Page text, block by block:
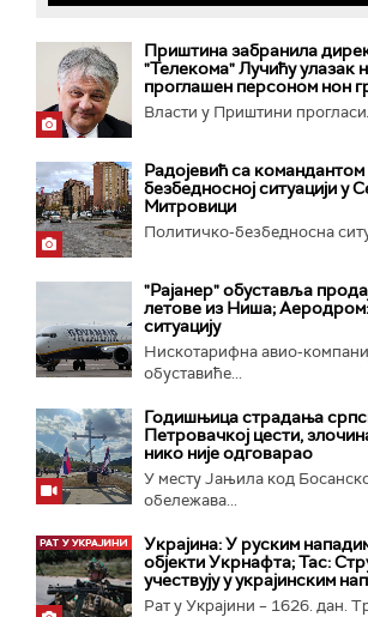
Приштина забранила
"Телекома" Лучићу улазак
проглашен персоном нон
Власти у Приштини
Радојевић са
безбедносној ситуацији у
Митровици
Политичко-безбедносна
"Рајанер" обуставља
летове из Ниша;
ситуацију
Нискотарифна авио-
обуставиће...
Годишњица страдања
Петровачкој цести,
нико није одговарао
У месту Јањила код
обележава...
Украјина: У руским
објекти Укрнафта; Тас:
учествују у украјинским
Рат у Украјини – 1626. дан.